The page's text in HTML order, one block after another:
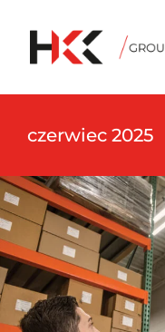
czerwiec 2025